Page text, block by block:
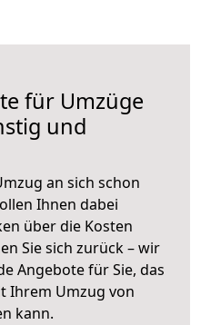
für Umzüge
und
an sich schon
Ihnen dabei
über die Kosten
Sie sich zurück – wir
Angebote für Sie, das
Ihrem Umzug von
kann.